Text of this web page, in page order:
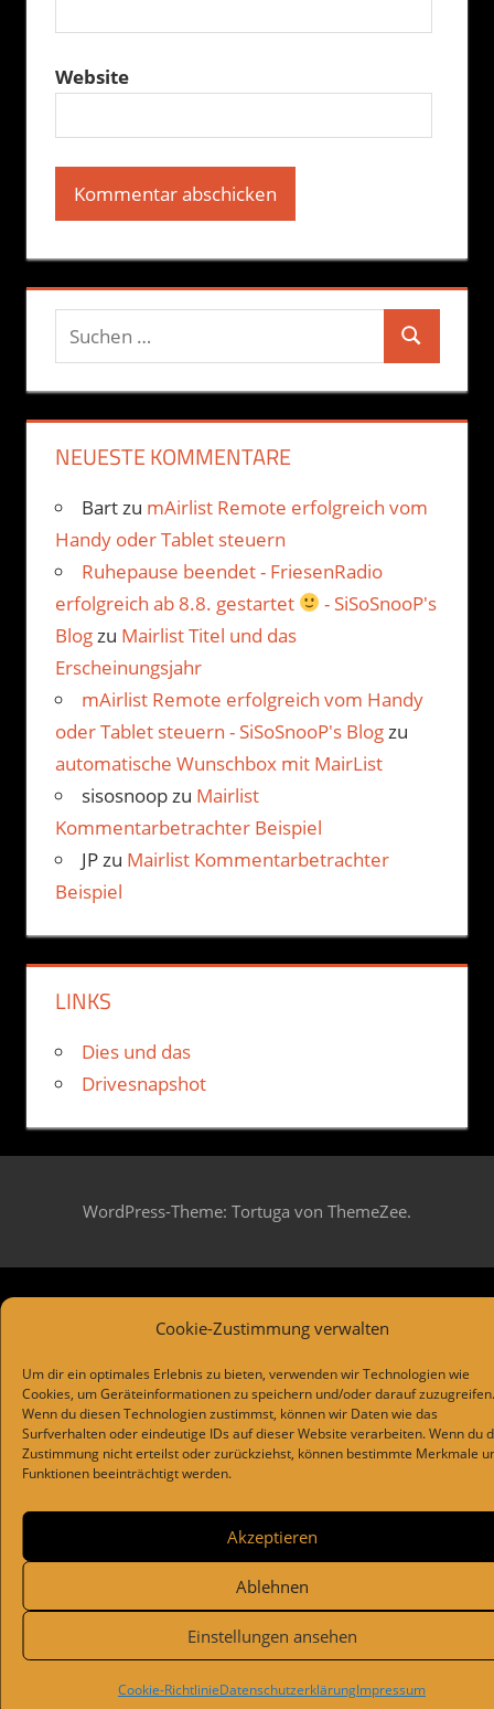
Cookie-Zustimmung verwalten
Um dir ein optimales Erlebnis zu bieten, verwenden wir Technologien wie
Cookies, um Geräteinformationen zu speichern und/oder darauf zuzugreifen.
Wenn du diesen Technologien zustimmst, können wir Daten wie das
Surfverhalten oder eindeutige IDs auf dieser Website verarbeiten. Wenn du
Zustimmung nicht erteilst oder zurückziehst, können bestimmte Merkmale
Funktionen beeinträchtigt werden.
Akzeptieren
Ablehnen
Einstellungen ansehen
Cookie-RichtlinieDatenschutzerklärungImpressum
Website
Suchen
nach:
Suchen
NEUESTE KOMMENTARE
Bartzu mAirlist Remote erfolgreich vom
Handy oder Tablet steuern
Ruhepause beendet - FriesenRadio
erfolgreich ab 8.8. gestartet
- SiSoSnooP's
Blogzu Mairlist Titel und das
Erscheinungsjahr
mAirlist Remote erfolgreich vom Handy
oder Tablet steuern - SiSoSnooP's Blogzu
automatische Wunschbox mit MairList
sisosnoopzu Mairlist
Kommentarbetrachter Beispiel
JPzu Mairlist Kommentarbetrachter
Beispiel
LINKS
Dies und das
Drivesnapshot
WordPress-Theme: Tortuga von ThemeZee.